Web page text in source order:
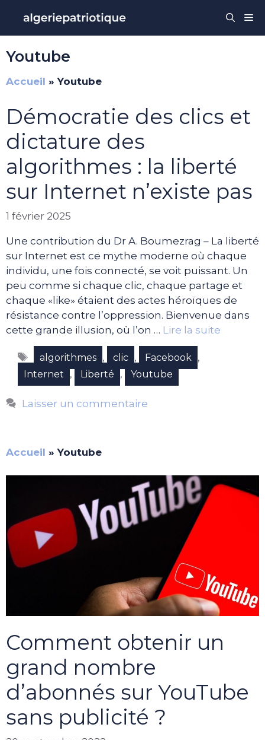
contenu
Youtube
Accueil »Youtube
Démocratie des clics et
dictature des
algorithmes : la liberté
sur Internet n’existe pas
1 février 2025
Une contribution du Dr A. Boumezrag – La liberté
sur Internet est ce mythe moderne où chaque
individu, une fois connecté, se voit puissant. Un
peu comme si chaque clic, chaque partage et
chaque «like» étaient des actes héroïques de
résistance contre l’oppression. Bienvenue dans
cette grande illusion, où l’on … Lire la suite
Étiquettes
algorithmes , clic , Facebook ,
Internet , Liberté , Youtube
Laisser un commentaire
Accueil »Youtube
Comment obtenir un
grand nombre
d’abonnés sur YouTube
sans publicité ?